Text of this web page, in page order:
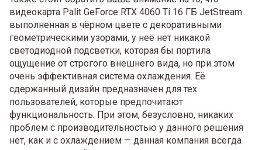
видеокарта Palit GeForce RTX 4060 Ti 16 ГБ JetStream
выполненная в чёрном цвете с декоративными
геометрическими узорами, у неё нет никакой
светодиодной подсветки, которая бы портила
ощущение от строгого внешнего вида, но при этом
очень эффективная система охлаждения. Её
сдержанный дизайн предназначен для тех
пользователей, которые предпочитают
функциональность. При этом, безусловно, никаких
проблем с производительностью у данного решения
нет, как и с охлаждением — данная компания всегда